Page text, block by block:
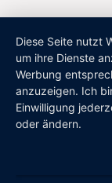
Diese Seite nutzt
um ihre Dienste
Werbung
anzuzeigen. Ich
Einwilligung
oder ändern.